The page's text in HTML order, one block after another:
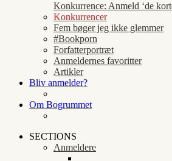
Konkurrence: Anmeld ‘de
Konkurrencer
Fem bøger jeg ikke glemmer
#Bookporn
Forfatterportræt
Anmeldernes favoritter
Artikler
Bliv anmelder?
Om Bogrummet
SECTIONS
Anmeldere